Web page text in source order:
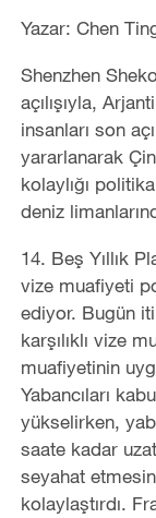
Yazar: Chen
Shenzhen
açılışıyla,
insanları son
yararlanarak
kolaylığı
deniz
14. Beş Yıllık
vize muafiyeti
ediyor. Bugün
karşılıklı vize
muafiyetinin
Yabancıları
yükselirken,
saate kadar
seyahat
kolaylaştırdı.